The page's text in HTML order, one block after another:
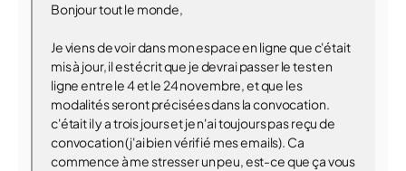
Bonjour tout le monde,
Je viens de voir dans mon espace en ligne que c'était
mis à jour, il est écrit que je devrai passer le test en
ligne entre le 4 et le 24 novembre, et que les
modalités seront précisées dans la convocation.
c'était il y a trois jours et je n'ai toujours pas reçu de
convocation (j'ai bien vérifié mes emails). Ca
commence à me stresser un peu, est-ce que ça vous